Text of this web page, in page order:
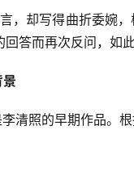
，却写得曲折委婉
回答而再次反问，如
景
清照的早期作品。